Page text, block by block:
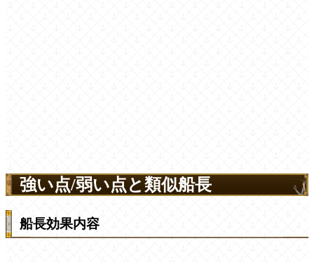
強い点/弱い点と類似船長
船長効果内容